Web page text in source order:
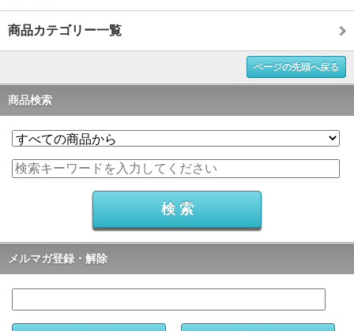
商品カテゴリー一覧
ページの先頭へ戻る
商品検索
メルマガ登録・解除